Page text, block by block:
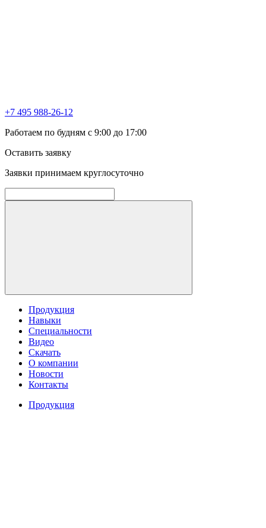
+7 495 988-26-12
Работаем по будням с 9:00 до 17:00
Оставить заявку
Заявки принимаем круглосуточно
Продукция
Навыки
Специальности
Видео
Скачать
О компании
Новости
Контакты
Продукция